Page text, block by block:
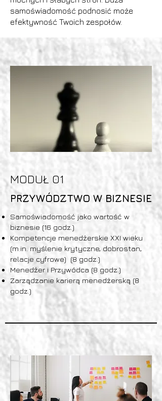
samoświadomość podnosić może
efektywność Twoich zespołów.
MODUŁ 01
PRZYWÓDZTWO W BIZNESIE
Samoświadomość jako wartość w
biznesie (16 godz.)
Kompetencje menedżerskie XXI wieku
(m.in. myślenie krytyczne, dobrostan,
relacje cyfrowe) (8 godz.)
Menedżer i Przywódca (8 godz.)
Zarządzanie karierą menedżerską (8
godz.)